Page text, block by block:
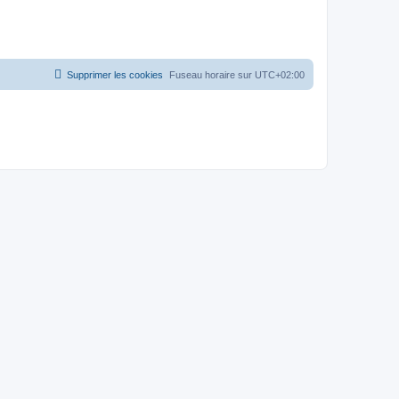
Fuseau horaire sur UTC+02:00
Supprimer les cookies